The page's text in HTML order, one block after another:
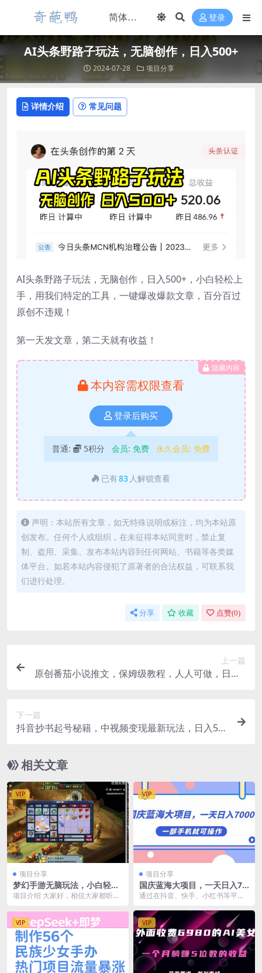
登录
AI头条野路子玩法，无脑创作，日入500+
2024-07-28 项目分享
详情介绍 常见问题
AI头条野路子玩法，无脑创作，日入500+，小白轻松上
手，用我们特定的工具，一键爆改爆款文章，百分百过
原创不违规！
第一天发文章，第二天就有收益！
隐藏内容
本内容需权限查看
登录后购买
普通: 5积分 会员: 免费 永久会员: 免费
已有83 人解锁查看
声明：本站所有文章，如无特殊说明或标注，均为本站原
创发布。任何个人或组织，在未征得本站同意时，禁止复
制、盗用、采集、发布本站内容到任何网站、书籍等各类媒
体平台。如若本站内容侵犯了原著者的合法权益，可联系我
们进行处理。
分享 收藏 点赞(0)
上一篇
原创番茄小说推文，保姆级教程，人人可做，日入2
下一篇
抖音抄书起号秘籍，中视频变现最新玩法，日入50
相关文章
VIP
项目分享
梦幻手游无脑玩法，小白轻松
上手，一单30+，日入300+
项目介绍 大家好，相信大家都听说
做视频的收益都低的...
VIP
项目分享
国庆蓝海大项目，一天日入70
00+，一部手机就可操作
通过在抖音、快手、小红书等平台
鸣，结合小程序进行变...
VIP VIP